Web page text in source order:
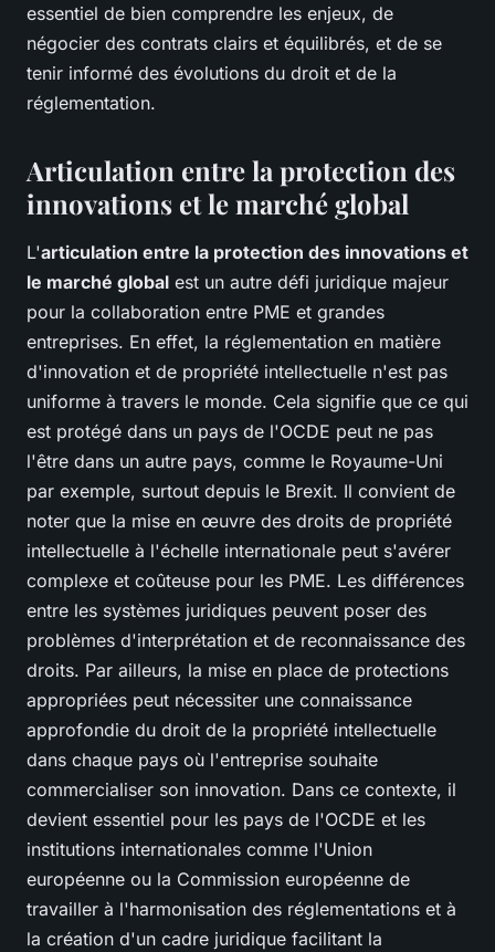
essentiel de bien comprendre les enjeux, de
négocier des contrats clairs et équilibrés, et de se
tenir informé des évolutions du droit et de la
réglementation.
Articulation entre la protection des
innovations et le marché global
L'articulation entre la protection des innovations et
le marché global est un autre défi juridique majeur
pour la collaboration entre PME et grandes
entreprises. En effet, la réglementation en matière
d'innovation et de propriété intellectuelle n'est pas
uniforme à travers le monde. Cela signifie que ce qui
est protégé dans un pays de l'OCDE peut ne pas
l'être dans un autre pays, comme le Royaume-Uni
par exemple, surtout depuis le Brexit. Il convient de
noter que la mise en œuvre des droits de propriété
intellectuelle à l'échelle internationale peut s'avérer
complexe et coûteuse pour les PME. Les différences
entre les systèmes juridiques peuvent poser des
problèmes d'interprétation et de reconnaissance des
droits. Par ailleurs, la mise en place de protections
appropriées peut nécessiter une connaissance
approfondie du droit de la propriété intellectuelle
dans chaque pays où l'entreprise souhaite
commercialiser son innovation. Dans ce contexte, il
devient essentiel pour les pays de l'OCDE et les
institutions internationales comme l'Union
européenne ou la Commission européenne de
travailler à l'harmonisation des réglementations et à
la création d'un cadre juridique facilitant la